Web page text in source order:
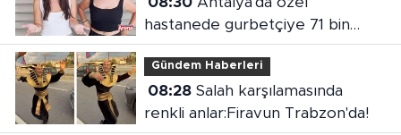
hastanede gurbetçiye 71 bin
liralık fatura
Gündem Haberleri
08:28Salah karşılamasında
renkli anlar:Firavun Trabzon'da!